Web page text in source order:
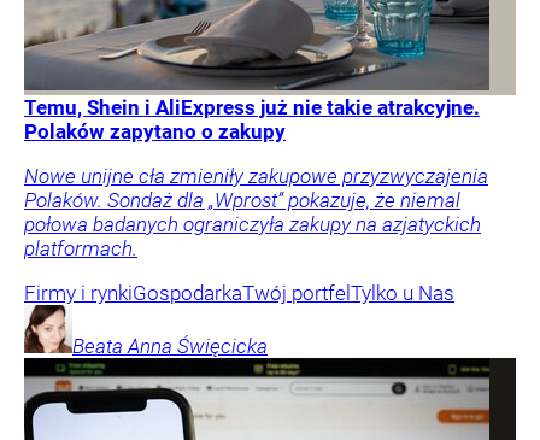
Temu, Shein i AliExpress już nie takie atrakcyjne.
Polaków zapytano o zakupy
Nowe unijne cła zmieniły zakupowe przyzwyczajenia
Polaków. Sondaż dla „Wprost” pokazuje, że niemal
połowa badanych ograniczyła zakupy na azjatyckich
platformach.
Firmy i rynkiGospodarkaTwój portfelTylko u Nas
Beata Anna Święcicka